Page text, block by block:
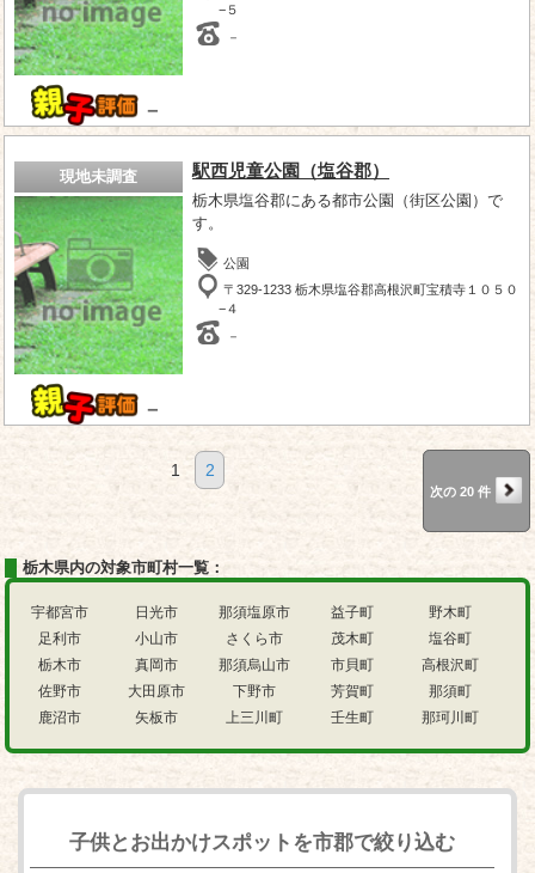
－
−５
－
現地未調査
－
駅西児童公園（塩谷郡）
栃木県塩谷郡にある都市公園（街区公園）で
す。
公園
〒329-1233 栃木県塩谷郡高根沢町宝積寺１０５０
−４
－
1 2
次の 20 件
栃木県内の対象市町村一覧：
宇都宮市
足利市
栃木市
佐野市
鹿沼市
日光市
小山市
真岡市
大田原市
矢板市
那須塩原市
さくら市
那須烏山市
下野市
上三川町
益子町
茂木町
市貝町
芳賀町
壬生町
野木町
塩谷町
高根沢町
那須町
那珂川町
子供とお出かけスポットを市郡で絞り込む